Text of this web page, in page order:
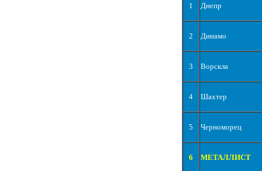
1 Днепр
2 Динамо
3 Ворскла
4 Шахтер
5 Черноморец
6 МЕТАЛЛИСТ